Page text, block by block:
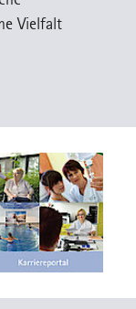
Vielfalt